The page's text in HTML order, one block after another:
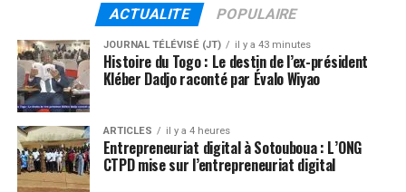
ACTUALITE POPULAIRE
JOURNAL TÉLÉVISÉ (JT) il y a 43 minutes
Histoire du Togo : Le destin de l’ex-président
Kléber Dadjo raconté par Évalo Wiyao
ARTICLES il y a 4 heures
Entrepreneuriat digital à Sotouboua : L’ONG
CTPD mise sur l’entrepreneuriat digital